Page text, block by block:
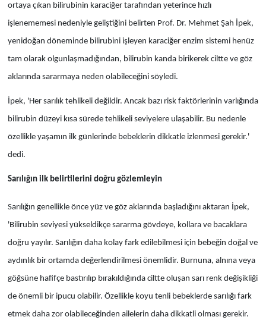
ortaya çıkan bilirubinin karaciğer tarafından yeterince hızlı
işlenememesi nedeniyle geliştiğini belirten Prof. Dr. Mehmet Şah İpek,
yenidoğan döneminde bilirubini işleyen karaciğer enzim sistemi henüz
tam olarak olgunlaşmadığından, bilirubin kanda birikerek ciltte ve göz
aklarında sararmaya neden olabileceğini söyledi.
İpek, 'Her sarılık tehlikeli değildir. Ancak bazı risk faktörlerinin varlığında
bilirubin düzeyi kısa sürede tehlikeli seviyelere ulaşabilir. Bu nedenle
özellikle yaşamın ilk günlerinde bebeklerin dikkatle izlenmesi gerekir.'
dedi.
Sarılığın ilk belirtilerini doğru gözlemleyin
Sarılığın genellikle önce yüz ve göz aklarında başladığını aktaran İpek,
'Bilirubin seviyesi yükseldikçe sararma gövdeye, kollara ve bacaklara
doğru yayılır. Sarılığın daha kolay fark edilebilmesi için bebeğin doğal ve
aydınlık bir ortamda değerlendirilmesi önemlidir. Burnuna, alnına veya
göğsüne hafifçe bastırılıp bırakıldığında ciltte oluşan sarı renk değişikliği
de önemli bir ipucu olabilir. Özellikle koyu tenli bebeklerde sarılığı fark
etmek daha zor olabileceğinden ailelerin daha dikkatli olması gerekir.